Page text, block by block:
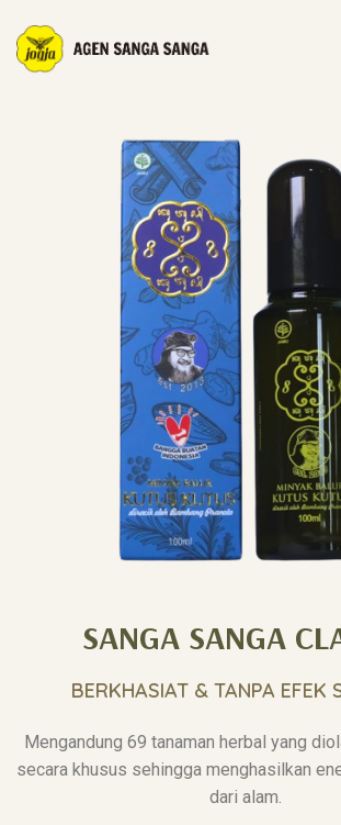
SANGA SANGA
BERKHASIAT & TANPA EFEK
Mengandung 69 tanaman herbal yang
secara khusus sehingga menghasilkan
dari alam.